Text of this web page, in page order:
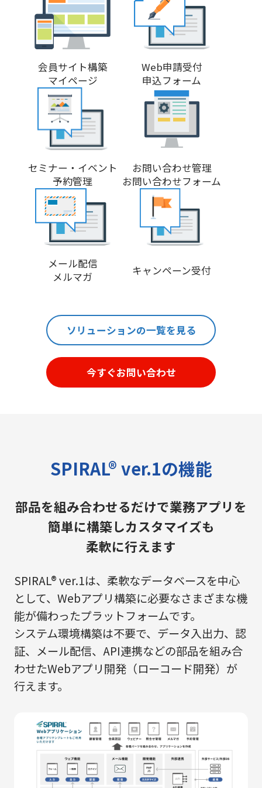
会員サイト構築
マイページ
Web申請受付
申込フォーム
セミナー・イベント
予約管理
お問い合わせ管理
お問い合わせフォーム
メール配信
メルマガ
キャンペーン受付
ソリューションの一覧を見る
今すぐお問い合わせ
SPIRAL® ver.1の機能
部品を組み合わせるだけで業務アプリを
簡単に構築しカスタマイズも
柔軟に行えます
SPIRAL® ver.1は、柔軟なデータベースを中心
として、Webアプリ構築に必要なさまざまな機
能が備わったプラットフォームです。
システム環境構築は不要で、データ入出力、認
証、メール配信、API連携などの部品を組み合
わせたWebアプリ開発（ローコード開発）が
行えます。